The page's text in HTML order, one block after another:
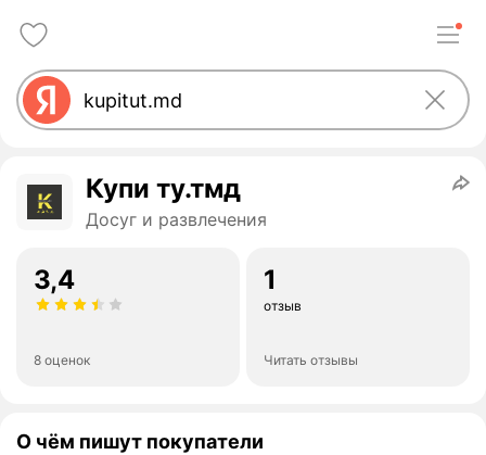
Купи ту.тмд
Досуг и развлечения
3,4
8 оценок
1
отзыв
Читать отзывы
О чём пишут покупатели